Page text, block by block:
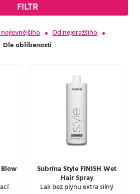
FILTR
Od nejdražšího
Dle oblíbenosti
Subrína Style FINISH Wet
Hair Spray
Lak bez plynu extra silný